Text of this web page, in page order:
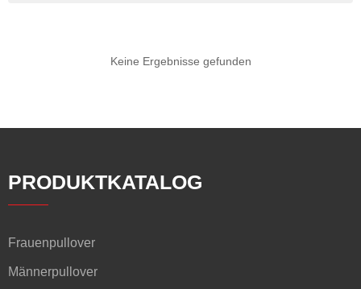
Keine Ergebnisse gefunden
PRODUKTKATALOG
Frauenpullover
Männerpullover